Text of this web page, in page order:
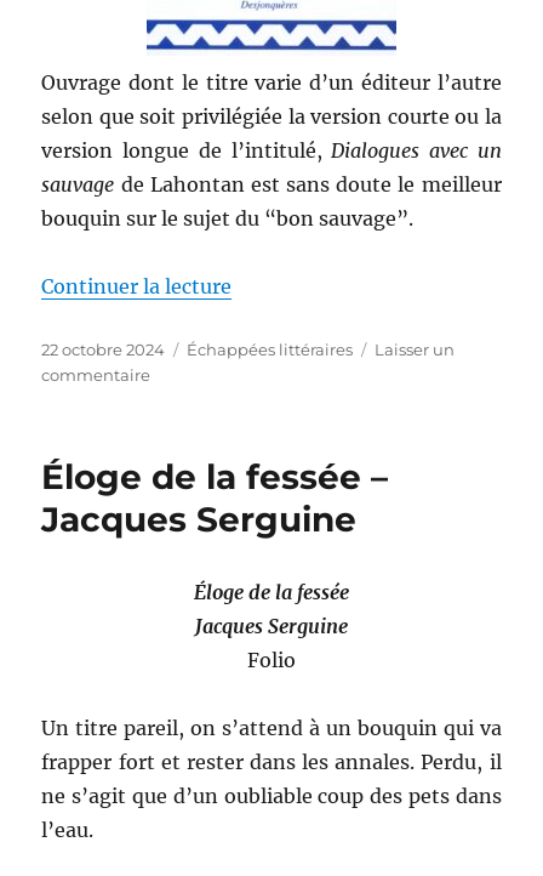
Ouvrage dont le titre varie d’un éditeur l’autre
selon que soit privilégiée la version courte ou la
version longue de l’intitulé,Dialogues avec un
sauvage de Lahontan est sans doute le meilleur
bouquin sur le sujet du “bon sauvage”.
Continuer la lecture
Publié
le
22 octobre 2024 Catégories
Échappées littéraires
Laisser un
commentairesur
sauvage
Louis-
Lahontan
Éloge de la fessée –
Jacques Serguine
Éloge de la fessée
Jacques Serguine
Folio
Un titre pareil, on s’attend à un bouquin qui va
frapper fort et rester dans les annales. Perdu, il
ne s’agit que d’un oubliable coup des pets dans
l’eau.